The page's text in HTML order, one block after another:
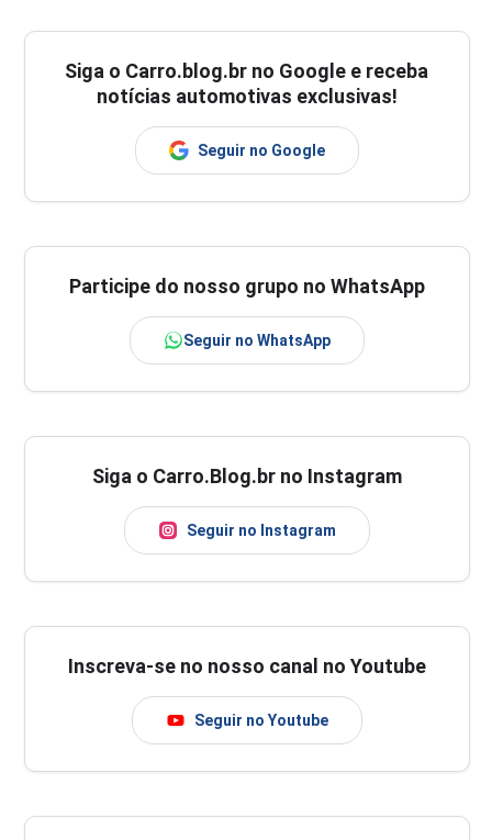
Siga o Carro.blog.br no Google e receba
notícias automotivas exclusivas!
Seguir no Google
Participe do nosso grupo no WhatsApp
Seguir no WhatsApp
Siga o Carro.Blog.br no Instagram
Seguir no Instagram
Inscreva-se no nosso canal no Youtube
Seguir no Youtube